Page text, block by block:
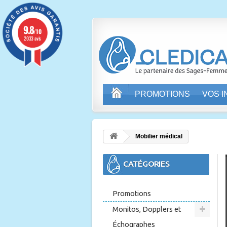
PROMOTIONS VOS
Mobilier médical
CATÉGORIES
Promotions
Monitos, Dopplers et
Échographes
9.8/10
2033 avis